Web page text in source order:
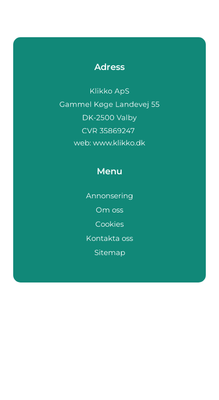
Adress
web: www.klikko.dk
Menu
Annonsering
Om oss
Cookies
Kontakta oss
Sitemap